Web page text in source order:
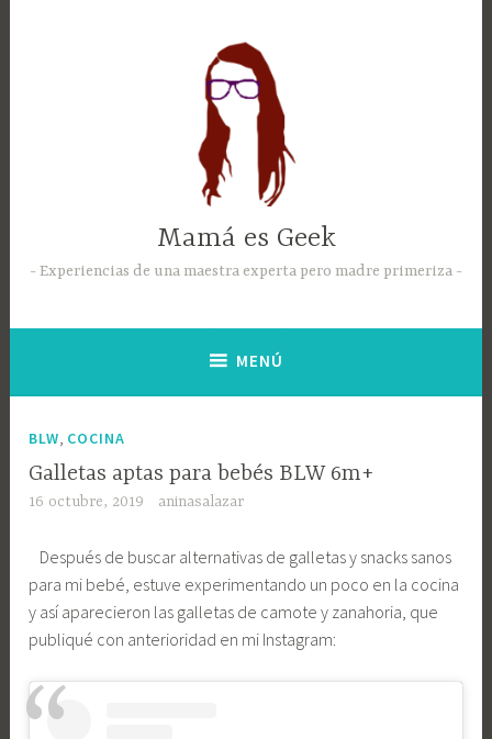
Mamá es Geek
Experiencias de una maestra experta pero madre primeriza
MENÚ
BLW, COCINA
Galletas aptas para bebés BLW 6m+
16 octubre, 2019 aninasalazar
Después de buscar alternativas de galletas y snacks sanos
para mi bebé, estuve experimentando un poco en la cocina
y así aparecieron las galletas de camote y zanahoria, que
publiqué con anterioridad en mi Instagram: